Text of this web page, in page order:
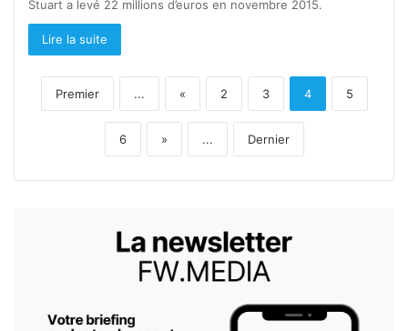
Stuart a levé 22 millions d’euros en novembre 2015.
Lire la suite
Premier ... « 2 3 4 5
6 » ... Dernier